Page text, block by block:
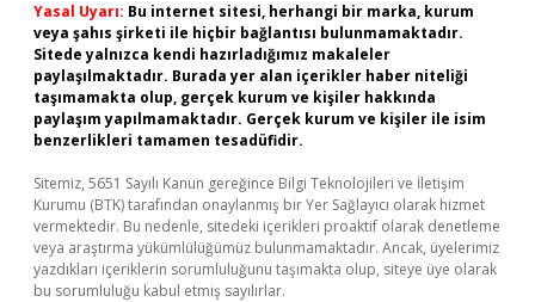
Yasal Uyarı: Bu internet sitesi, herhangi bir marka, kurum
veya şahıs şirketi ile hiçbir bağlantısı bulunmamaktadır.
Sitede yalnızca kendi hazırladığımız makaleler
paylaşılmaktadır. Burada yer alan içerikler haber niteliği
taşımamakta olup, gerçek kurum ve kişiler hakkında
paylaşım yapılmamaktadır. Gerçek kurum ve kişiler ile isim
benzerlikleri tamamen tesadüfidir.
Sitemiz, 5651 Sayılı Kanun gereğince Bilgi Teknolojileri ve İletişim
Kurumu (BTK) tarafından onaylanmış bir Yer Sağlayıcı olarak hizmet
vermektedir. Bu nedenle, sitedeki içerikleri proaktif olarak denetleme
veya araştırma yükümlülüğümüz bulunmamaktadır. Ancak, üyelerimiz
yazdıkları içeriklerin sorumluluğunu taşımakta olup, siteye üye olarak
bu sorumluluğu kabul etmiş sayılırlar.